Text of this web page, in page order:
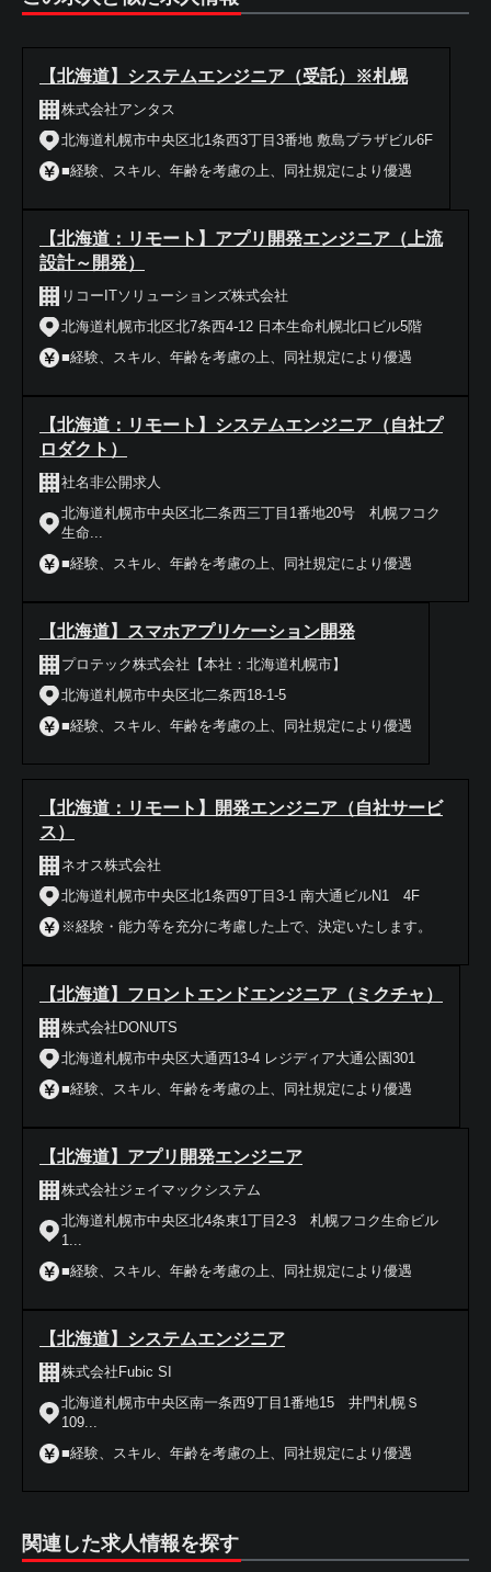
【北海道】システムエンジニア（受託）※札幌
株式会社アンタス
北海道札幌市中央区北1条西3丁目3番地 敷島プラザビル6F
■経験、スキル、年齢を考慮の上、同社規定により優遇
【北海道：リモート】アプリ開発エンジニア（上流
設計～開発）
リコーITソリューションズ株式会社
北海道札幌市北区北7条西4-12 日本生命札幌北口ビル5階
■経験、スキル、年齢を考慮の上、同社規定により優遇
【北海道：リモート】システムエンジニア（自社プ
ロダクト）
社名非公開求人
北海道札幌市中央区北二条西三丁目1番地20号 札幌フコク
生命...
■経験、スキル、年齢を考慮の上、同社規定により優遇
【北海道】スマホアプリケーション開発
プロテック株式会社【本社：北海道札幌市】
北海道札幌市中央区北二条西18-1-5
■経験、スキル、年齢を考慮の上、同社規定により優遇
【北海道：リモート】開発エンジニア（自社サービ
ス）
ネオス株式会社
北海道札幌市中央区北1条西9丁目3-1 南大通ビルN1 4F
※経験・能力等を充分に考慮した上で、決定いたします。
【北海道】フロントエンドエンジニア（ミクチャ）
株式会社DONUTS
北海道札幌市中央区大通西13-4 レジディア大通公園301
■経験、スキル、年齢を考慮の上、同社規定により優遇
【北海道】アプリ開発エンジニア
株式会社ジェイマックシステム
北海道札幌市中央区北4条東1丁目2-3 札幌フコク生命ビル
1...
■経験、スキル、年齢を考慮の上、同社規定により優遇
【北海道】システムエンジニア
株式会社Fubic SI
北海道札幌市中央区南一条西9丁目1番地15 井門札幌Ｓ
109...
■経験、スキル、年齢を考慮の上、同社規定により優遇
関連した求人情報を探す